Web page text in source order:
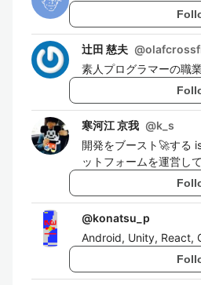
辻田 慈夫 @
素人プログラマーの職
寒河江 京我 @k_s
開発をブースト🚀する
ットフォームを運営し
@konatsu_p
Android, Unity, React,